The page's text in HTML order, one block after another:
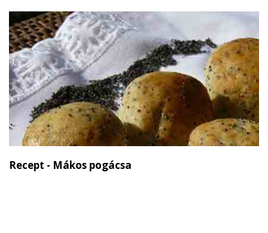
Recept - Mákos pogácsa